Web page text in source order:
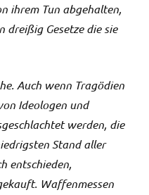
ihrem Tun abgehalten,
dreißig Gesetze die sie
Auch wenn Tragödien
Ideologen und
werden, die
Stand aller
entschieden,
Waffenmessen